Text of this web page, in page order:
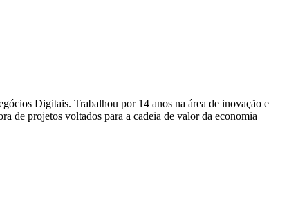
Digitais. Trabalhou por 14 anos na área de inovação e
de projetos voltados para a cadeia de valor da economia